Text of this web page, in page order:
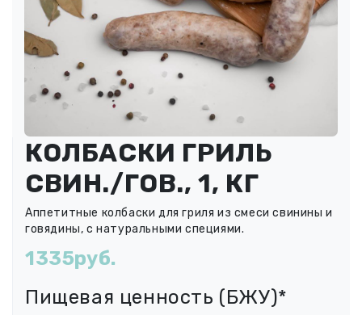
КОЛБАСКИ ГРИЛЬ
СВИН./ГОВ., 1, КГ
Аппетитные колбаски для гриля из смеси свинины и
говядины, с натуральными специями.
1335руб.
Пищевая ценность (БЖУ)*